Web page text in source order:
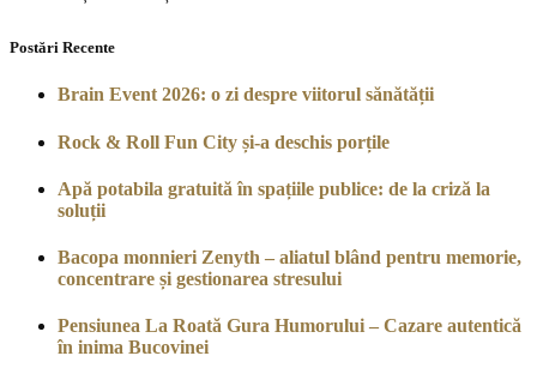
Postări Recente
Brain Event 2026: o zi despre viitorul sănătății
Rock & Roll Fun City și-a deschis porțile
Apă potabila gratuită în spațiile publice: de la criză la
soluții
Bacopa monnieri Zenyth – aliatul blând pentru memorie,
concentrare și gestionarea stresului
Pensiunea La Roată Gura Humorului – Cazare autentică
în inima Bucovinei